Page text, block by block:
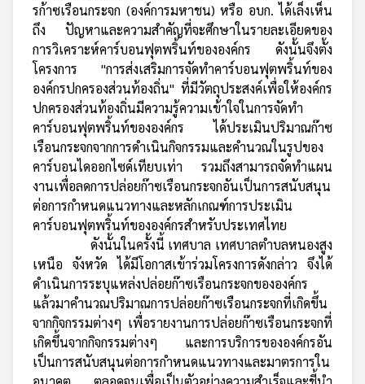
รก้าซเรือนกระจก (องค์การมหาชน) หรือ อบก. ได้เล็งเห็น
ถึง ปัญหาและความสำคัญที่จะศึกษาในรายละเอียดของ
การวิเคราะห์คาร์บอนฟุตพริ้นท์ขององค์กร ดังนั้นจึงตั้ง
โครงการ "การส่งเสริมการจัดทำคาร์บอนฟุตพริ้นท์ของ
องค์กรปกครองส่วนท้องถิ่น" ที่มีวัตถุประสงค์เพื่อให้องค์กร
ปกครองส่วนท้องถิ่นมีความรู้ความเข้าใจในการจัดทำ
คาร์บอนฟุตพริ้นท์ขององค์กร ได้ประเมินปริมาณก๊าซ
เรือนกระจกจากการดำเนินกิจกรรมและคำนวณในรูปของ
คาร์บอนไดออกไซด์เทียบเท่า รวมถึงสามารถจัดทำแผน
งานเพื่อลดการปล่อยก๊าซเรือนกระจกอันเป็นการสนับสนุน
ต่อการกำหนดแนวทางและหลักเกณฑ์การประเมิน
คาร์บอนฟุตพริ้นท์ขององค์กรสำหรับประเทศไทย
ดังนั้นในครั้งนี้ เทศบาล เทศบาลตำบลหนองสูง
เหนือ จังหวัด ได้มีโอกาสเข้าร่วมโครงการดังกล่าว จึงได้
ดำเนินการระบุแหล่งปล่อยก๊าซเรือนกระจกขององค์กร
แล้วมาคำนวณปริมาณการปล่อยก๊าซเรือนกระจกที่เกิดขึ้น
จากกิจกรรมต่างๆ เพื่อรายงานการปล่อยก๊าซเรือนกระจกที่
เกิดขึ้นจากกิจกรรมต่างๆ และการบริการขององค์กรอัน
เป็นการสนับสนุนต่อการกำหนดแนวทางและมาตรการใน